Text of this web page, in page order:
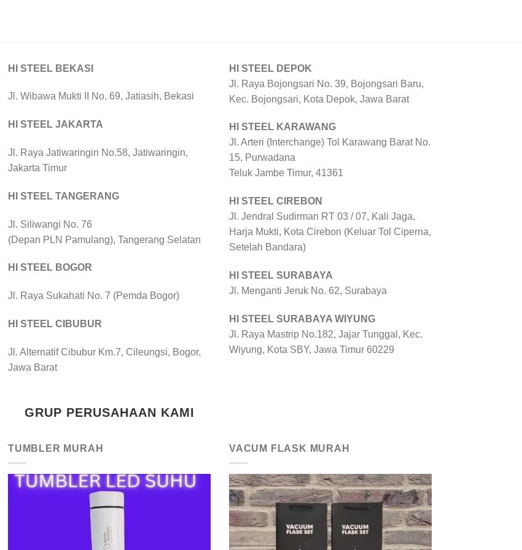
HI STEEL BEKASI
Jl. Wibawa Mukti II No. 69, Jatiasih, Bekasi
HI STEEL JAKARTA
Jl. Raya Jatiwaringin No.58, Jatiwaringin,
Jakarta Timur
HI STEEL TANGERANG
Jl. Siliwangi No. 76
(Depan PLN Pamulang), Tangerang Selatan
HI STEEL BOGOR
Jl. Raya Sukahati No. 7 (Pemda Bogor)
HI STEEL CIBUBUR
Jl. Alternatif Cibubur Km.7, Cileungsi, Bogor,
Jawa Barat
HI STEEL DEPOK
Jl. Raya Bojongsari No. 39, Bojongsari Baru,
Kec. Bojongsari, Kota Depok, Jawa Barat
HI STEEL KARAWANG
Jl. Arteri (Interchange) Tol Karawang Barat No.
15, Purwadana
Teluk Jambe Timur, 41361
HI STEEL CIREBON
Jl. Jendral Sudirman RT 03 / 07, Kali Jaga,
Harja Mukti, Kota Cirebon (Keluar Tol Ciperna,
Setelah Bandara)
HI STEEL SURABAYA
Jl. Menganti Jeruk No. 62, Surabaya
HI STEEL SURABAYA WIYUNG
Jl. Raya Mastrip No.182, Jajar Tunggal, Kec.
Wiyung, Kota SBY, Jawa Timur 60229
GRUP PERUSAHAAN KAMI
TUMBLER MURAH VACUM FLASK MURAH